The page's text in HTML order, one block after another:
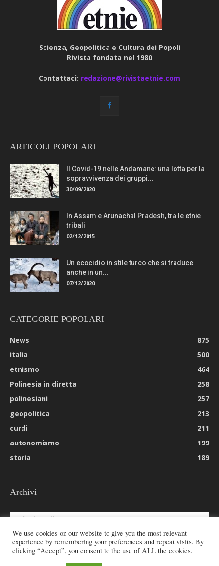
Scienza, Geopolitica e Cultura dei Popoli
Rivista fondata nel 1980
Contattaci: redazione@rivistaetnie.com
ARTICOLI POPOLARI
Il Covid-19 nelle Andamane: una lotta per la
sopravvivenza dei gruppi...
30/09/2020
In Assam e Arunachal Pradesh, tra le etnie
tribali
02/12/2015
Un ecocidio in stile turco che si traduce
anche in un...
07/12/2020
CATEGORIE POPOLARI
News
875
italia
500
etnismo
464
Polinesia in diretta
258
polinesiani
257
geopolitica
213
curdi
211
autonomismo
199
storia
189
Archivi
Archivi
We use cookies on our website to give you the most relevant
experience by remembering your preferences and repeat visits. By
clicking “Accept”, you consent to the use of ALL the cookies.